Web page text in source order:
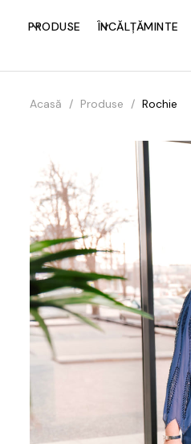
PRODUSE ÎNCĂLȚĂMINTE
Acasă / Produse / Rochie